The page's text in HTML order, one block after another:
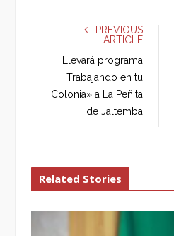
PREVIOUS
ARTICLE
Llevará programa
Trabajando en tu
Colonia» a La Peñita
de Jaltemba
Related Stories